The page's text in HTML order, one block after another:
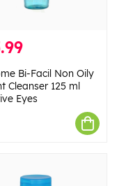
Bi-Facil Non Oily
Cleanser 125 ml
Eyes